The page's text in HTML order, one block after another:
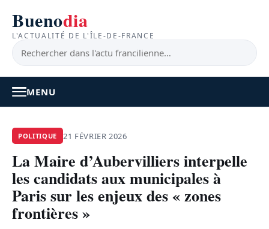
Buenodia
L'ACTUALITÉ DE L'ÎLE-DE-FRANCE
MENU
ACTUALITÉ
BONS PLANS
FEEL GOOD
POLITIQUE 21 FÉVRIER 2026
La Maire d’Aubervilliers interpelle
les candidats aux municipales à
Paris sur les enjeux des « zones
frontières »